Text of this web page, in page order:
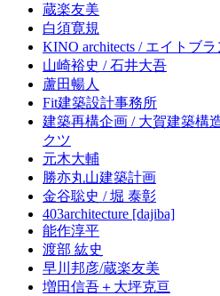
蔵楽友美
白須寛規
KINO architects / エイトブ
山崎裕史 / 石井大吾
蘆田暢人
Fit建築設計事務所
建築再構企画 / 大賀建築構
クツ
元木大輔
勝亦丸山建築計画
金谷聡史 / 堀 泰彰
403architecture [dajiba]
能作淳平
渡部 紘史
早川邦彦/蔵楽友美
増田信吾＋大坪克亘